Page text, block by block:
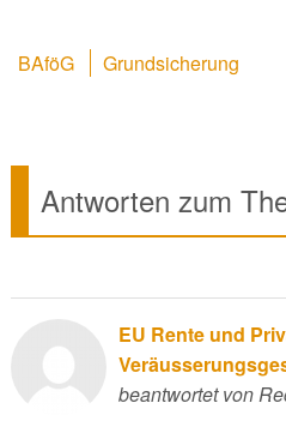
BAföG Grundsicherung
Antworten zum
EU Rente und
beantwortet von